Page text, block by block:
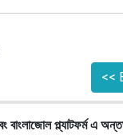
<<
বাংলাজোল প্ল্যাটফর্ম এ